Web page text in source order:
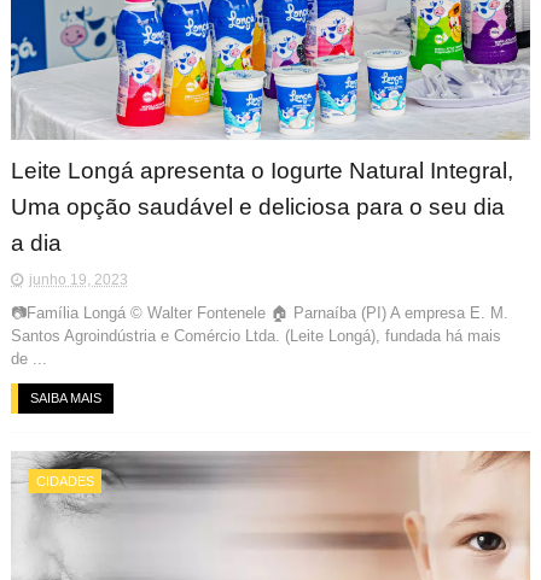
Leite Longá apresenta o Iogurte Natural Integral,
Uma opção saudável e deliciosa para o seu dia
a dia
junho 19, 2023
📷Família Longá © Walter Fontenele 🏠 Parnaíba (PI) A empresa E. M.
Santos Agroindústria e Comércio Ltda. (Leite Longá), fundada há mais
de ...
SAIBA MAIS
CIDADES